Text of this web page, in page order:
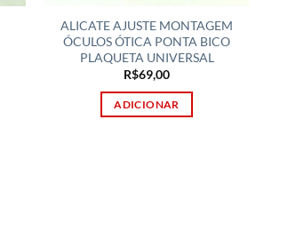
ALICATE AJUSTE MONTAGEM
ÓCULOS ÓTICA PONTA BICO
PLAQUETA UNIVERSAL
R$69,00
ADICIONAR